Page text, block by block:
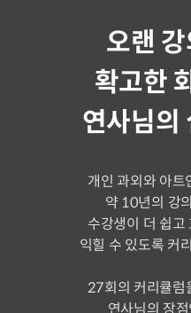
오랜
확고한
연사님의
개인 과외와 아트
약 10년의 강
수강생이 더 쉽고
익힐 수 있도록 커
27회의 커리큘럼
연사님의 장